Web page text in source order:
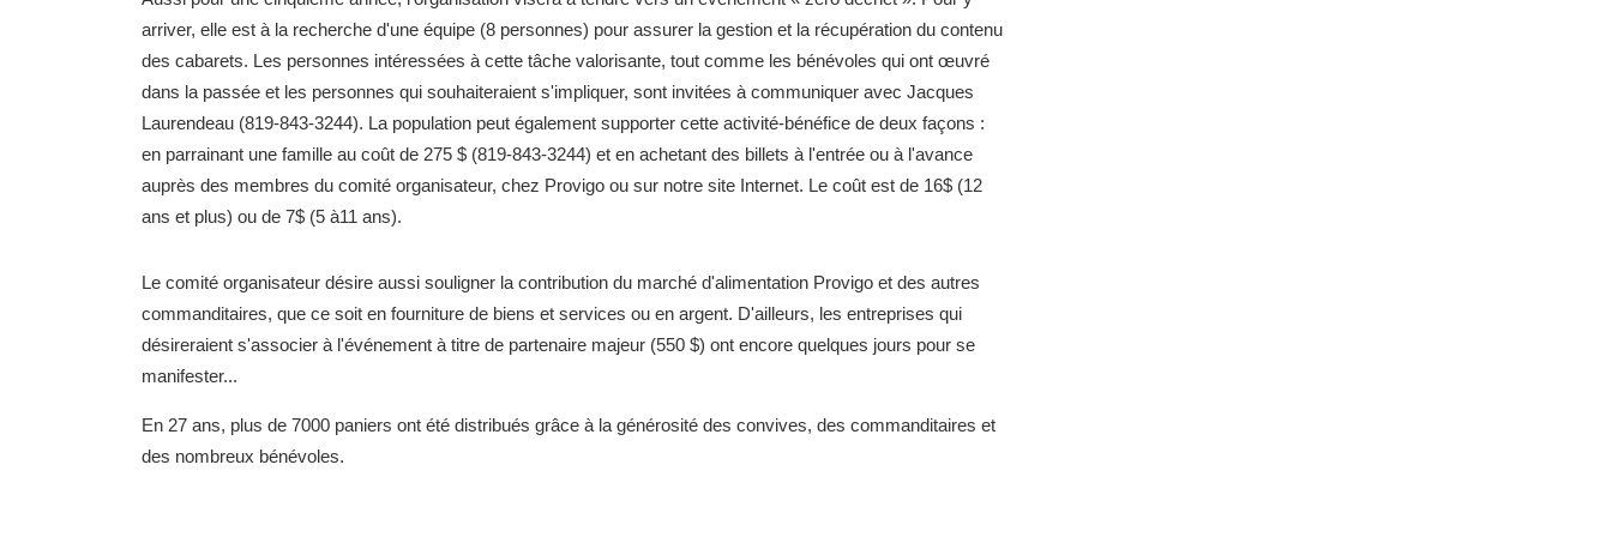
arriver, elle est à la recherche d'une équipe (8 personnes) pour assurer la gestion et la récupération du contenu
des cabarets. Les personnes intéressées à cette tâche valorisante, tout comme les bénévoles qui ont œuvré
dans la passée et les personnes qui souhaiteraient s'impliquer, sont invitées à communiquer avec Jacques
Laurendeau (819-843-3244). La population peut également supporter cette activité-bénéfice de deux façons :
en parrainant une famille au coût de 275 $ (819-843-3244) et en achetant des billets à l'entrée ou à l'avance
auprès des membres du comité organisateur, chez Provigo ou sur notre site Internet. Le coût est de 16$ (12
ans et plus) ou de 7$ (5 à11 ans).
Le comité organisateur désire aussi souligner la contribution du marché d'alimentation Provigo et des autres
commanditaires, que ce soit en fourniture de biens et services ou en argent. D'ailleurs, les entreprises qui
désireraient s'associer à l'événement à titre de partenaire majeur (550 $) ont encore quelques jours pour se
manifester...
En 27 ans, plus de 7000 paniers ont été distribués grâce à la générosité des convives, des commanditaires et
des nombreux bénévoles.